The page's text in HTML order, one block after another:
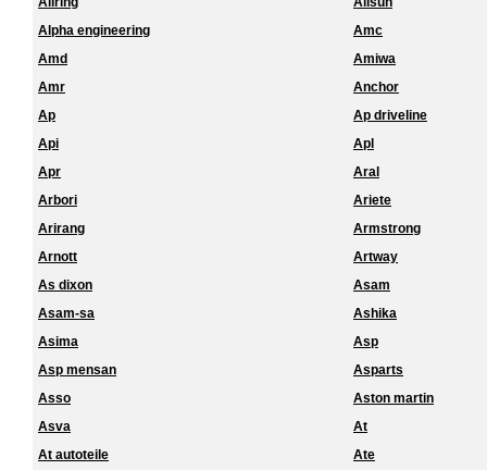
Alpha engineering
Amc
Amd
Amiwa
Amr
Anchor
Ap
Ap driveline
Api
Apl
Apr
Aral
Arbori
Ariete
Arirang
Armstrong
Arnott
Artway
As dixon
Asam
Asam-sa
Ashika
Asima
Asp
Asp mensan
Asparts
Asso
Aston martin
Asva
At
At autoteile
Ate